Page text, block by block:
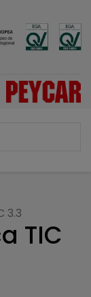
3.3
TIC